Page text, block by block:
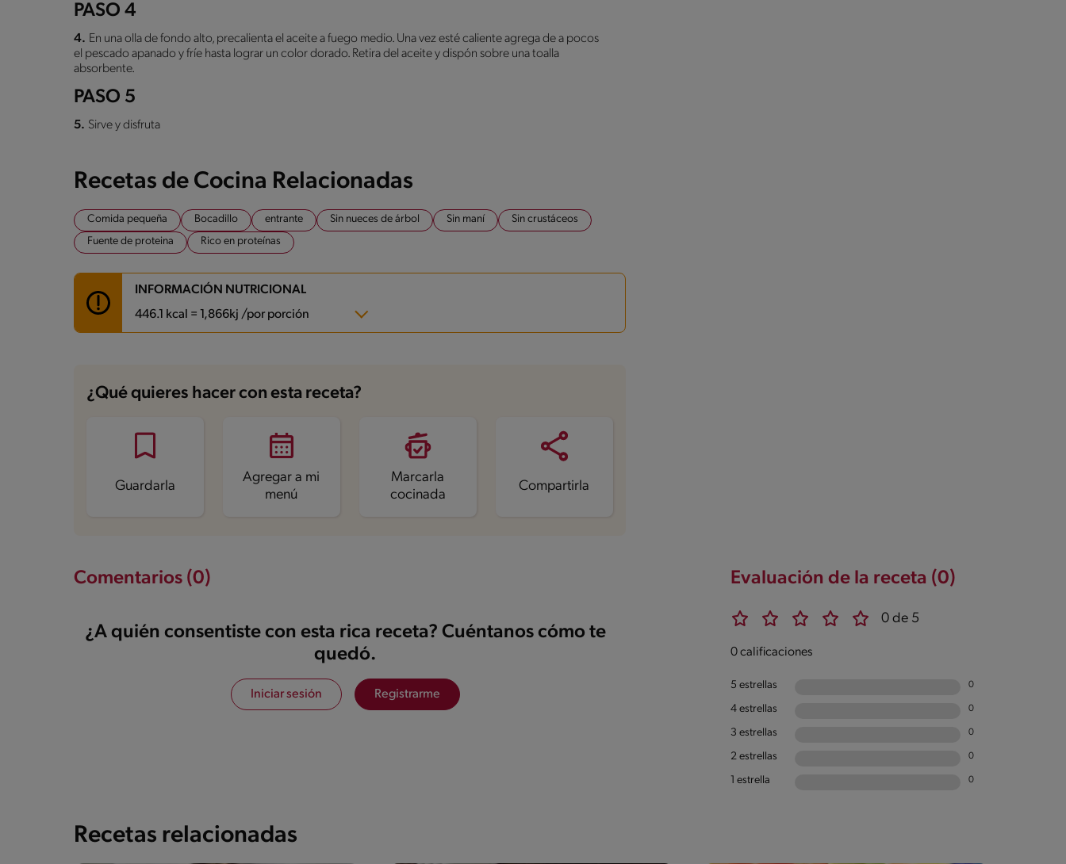
PASO 4
4. En una olla de fondo alto, precalienta el aceite a fuego medio. Una vez esté caliente agrega de a pocos
el pescado apanado y fríe hasta lograr un color dorado. Retira del aceite y dispón sobre una toalla
absorbente.
PASO 5
5. Sirve y disfruta
Recetas de Cocina Relacionadas
Comida pequeña Bocadillo entrante Sin nueces de árbol Sin maní
Sin crustáceos
Fuente de proteina
Rico en proteínas
INFORMACIÓN NUTRICIONAL
446.1 kcal = 1,866kj /por porción
Energía
446.1 kcal
Grasas 16.6 g
Sodio
¿Qué quieres hacer con esta receta?
Guardarla
Agregar a mi
menú
Marcarla
cocinada
Compartirla
Evaluación de la receta (0)
0 de 5
0 calificaciones
5 estrellas 0
4 estrellas 0
3 estrellas 0
2 estrellas 0
1 estrella 0
Comentarios (0)
¿A quién consentiste con esta rica receta? Cuéntanos cómo te
quedó.
Iniciar sesión Registrarme
Recetas relacionadas